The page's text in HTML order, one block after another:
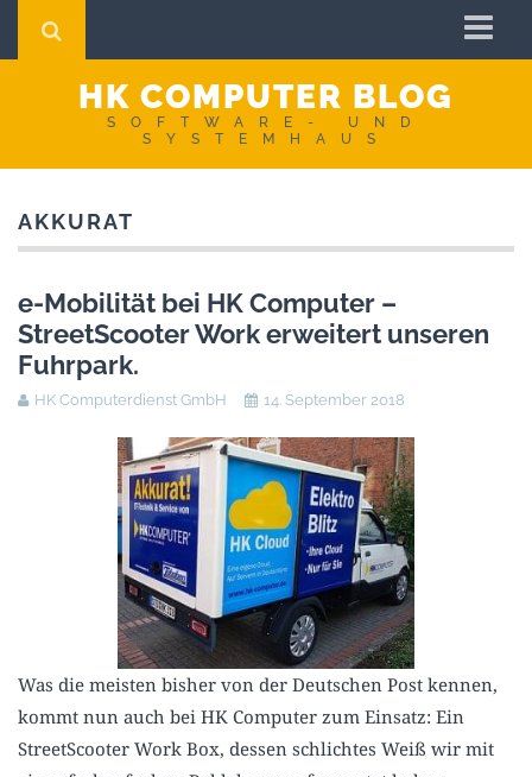
Startseite
Impressum
AGB
Datenschutzerklärung
HK COMPUTER BLOG
SOFTWARE- UND
SYSTEMHAUS
AKKURAT
e-Mobilität bei HK Computer –
StreetScooter Work erweitert unseren
Fuhrpark.
HK Computerdienst GmbH 14. September 2018
Was die meisten bisher von der Deutschen Post kennen,
kommt nun auch bei HK Computer zum Einsatz: Ein
StreetScooter Work Box, dessen schlichtes Weiß wir mit